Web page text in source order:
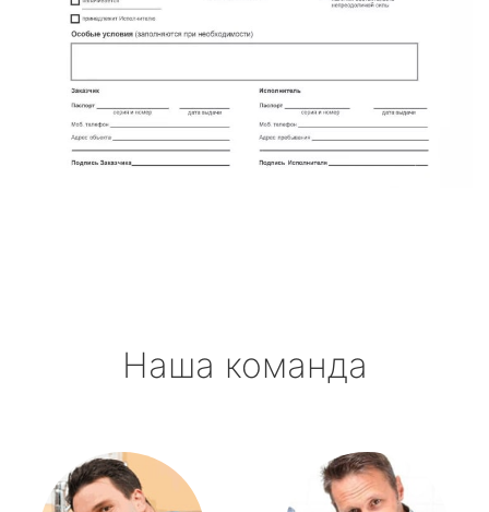
Наша команда